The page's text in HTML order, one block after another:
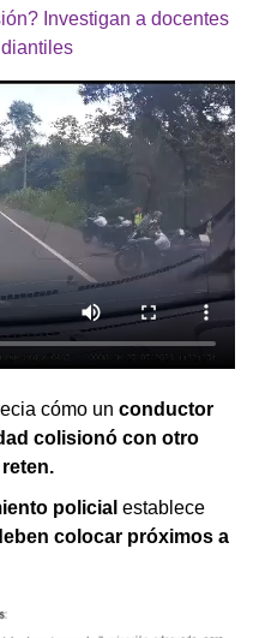
Investigan a docentes
cómo un conductor
colisionó con otro
reten.
policial establece
colocar próximos a